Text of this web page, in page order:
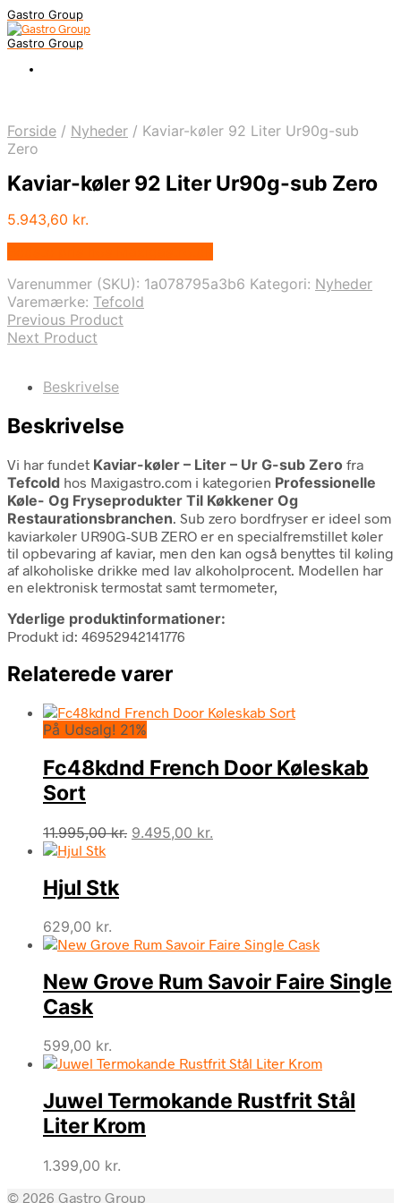
Gastro Group
Gastro Group
Forside / Nyheder / Kaviar-køler 92 Liter Ur90g-sub
Zero
Kaviar-køler 92 Liter Ur90g-sub Zero
5.943,60 kr.
Varenummer (SKU): 1a078795a3b6 Kategori: Nyheder
Varemærke: Tefcold
Previous Product
Next Product
Beskrivelse
Beskrivelse
Vi har fundet Kaviar-køler – Liter – Ur G-sub Zero fra
Tefcold hos Maxigastro.com i kategorien Professionelle
Køle- Og Fryseprodukter Til Køkkener Og
Restaurationsbranchen. Sub zero bordfryser er ideel som
kaviarkøler UR90G-SUB ZERO er en specialfremstillet køler
til opbevaring af kaviar, men den kan også benyttes til køling
af alkoholiske drikke med lav alkoholprocent. Modellen har
en elektronisk termostat samt termometer,
Yderlige produktinformationer:
Produkt id: 46952942141776
Relaterede varer
På Udsalg! 21%
Fc48kdnd French Door Køleskab
Sort
11.995,00kr. Den
9.495,00 kr.
Hjul Stk
629,00 kr.
New Grove Rum Savoir Faire Single
Cask
599,00 kr.
Juwel Termokande Rustfrit Stål
Liter Krom
1.399,00 kr.
© 2026 Gastro Group